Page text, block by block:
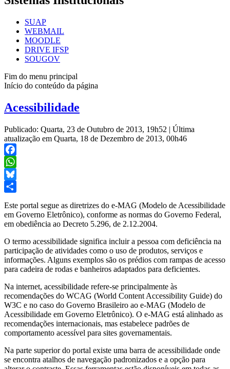
SUAP
WEBMAIL
MOODLE
DRIVE IFSP
SOUGOV
Fim do menu principal
Início do conteúdo da página
Acessibilidade
Publicado: Quarta, 23 de Outubro de 2013, 19h52 | Última
atualização em Quarta, 18 de Dezembro de 2013, 00h46
Facebook
WhatsApp
Bluesky
Este portal segue as diretrizes do e-MAG (Modelo de Acessibilidade
em Governo Eletrônico), conforme as normas do Governo Federal,
em obediência ao Decreto 5.296, de 2.12.2004.
O termo acessibilidade significa incluir a pessoa com deficiência na
participação de atividades como o uso de produtos, serviços e
informações. Alguns exemplos são os prédios com rampas de acesso
para cadeira de rodas e banheiros adaptados para deficientes.
Na internet, acessibilidade refere-se principalmente às
recomendações do WCAG (World Content Accessibility Guide) do
W3C e no caso do Governo Brasileiro ao e-MAG (Modelo de
Acessibilidade em Governo Eletrônico). O e-MAG está alinhado as
recomendações internacionais, mas estabelece padrões de
comportamento acessível para sites governamentais.
Na parte superior do portal existe uma barra de acessibilidade onde
se encontra atalhos de navegação padronizados e a opção para